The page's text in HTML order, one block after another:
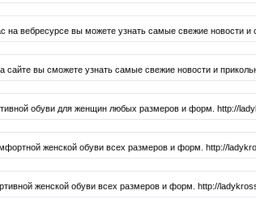
на вебресурсе вы можете узнать самые свежие
вы сможете узнать самые свежие новости и
обуви для женщин любых размеров и форм. http://
женской обуви всех размеров и форм. http://
женской обуви всех размеров и форм. http://